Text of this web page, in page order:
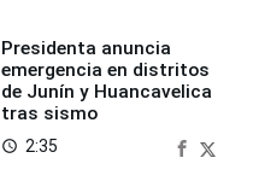
Presidenta anuncia
emergencia en distritos
de Junín y Huancavelica
tras sismo
access_time 2:35